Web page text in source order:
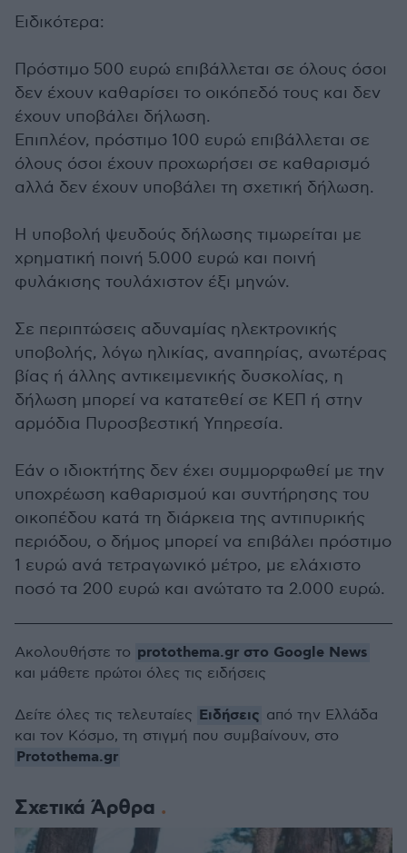
Ειδικότερα:
Πρόστιμο 500 ευρώ επιβάλλεται σε όλους όσοι
δεν έχουν καθαρίσει το οικόπεδό τους και δεν
έχουν υποβάλει δήλωση.
Επιπλέον, πρόστιμο 100 ευρώ επιβάλλεται σε
όλους όσοι έχουν προχωρήσει σε καθαρισμό
αλλά δεν έχουν υποβάλει τη σχετική δήλωση.
Η υποβολή ψευδούς δήλωσης τιμωρείται με
χρηματική ποινή 5.000 ευρώ και ποινή
φυλάκισης τουλάχιστον έξι μηνών.
Σε περιπτώσεις αδυναμίας ηλεκτρονικής
υποβολής, λόγω ηλικίας, αναπηρίας, ανωτέρας
βίας ή άλλης αντικειμενικής δυσκολίας, η
δήλωση μπορεί να κατατεθεί σε ΚΕΠ ή στην
αρμόδια Πυροσβεστική Υπηρεσία.
Εάν ο ιδιοκτήτης δεν έχει συμμορφωθεί με την
υποχρέωση καθαρισμού και συντήρησης του
οικοπέδου κατά τη διάρκεια της αντιπυρικής
περιόδου, ο δήμος μπορεί να επιβάλει πρόστιμο
1 ευρώ ανά τετραγωνικό μέτρο, με ελάχιστο
ποσό τα 200 ευρώ και ανώτατο τα 2.000 ευρώ.
Σχετικά Άρθρα
Ακολουθήστε το protothema.gr στο Google News
και μάθετε πρώτοι όλες τις ειδήσεις
Δείτε όλες τις τελευταίες Ειδήσεις από την Ελλάδα
και τον Κόσμο, τη στιγμή που συμβαίνουν, στο
Protothema.gr